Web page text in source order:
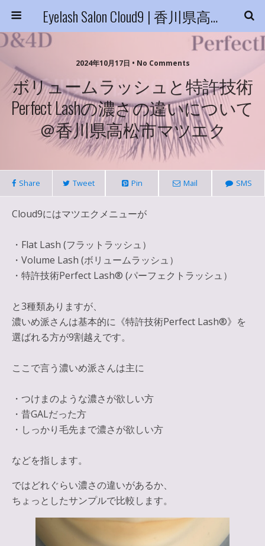
Eyelash Salon Cloud9 | 香川県高松市
2024年10月17日 • No Comments
ボリュームラッシュと特許技術
Perfect Lashの濃さの違いについて
＠香川県高松市マツエク
Share Tweet Pin Mail SMS
Cloud9にはマツエクメニューが
・Flat Lash (フラットラッシュ）
・Volume Lash (ボリュームラッシュ）
・特許技術Perfect Lash®︎ (パーフェクトラッシュ）
と3種類ありますが、
濃いめ派さんは基本的に《特許技術Perfect Lash®︎》を
選ばれる方が9割越えです。
ここで言う濃いめ派さんは主に
・つけまのような濃さが欲しい方
・昔GALだった方
・しっかり毛先まで濃さが欲しい方
などを指します。
ではどれぐらい濃さの違いがあるか、
ちょっとしたサンプルで比較します。